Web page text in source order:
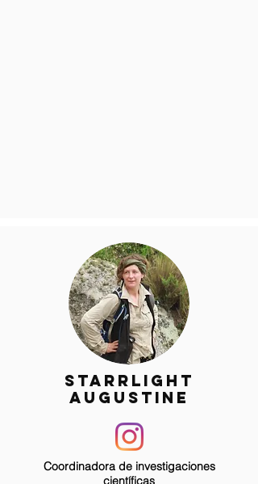
STARRLIGHT
AUGUSTINE
Coordinadora de investigaciones
científicas